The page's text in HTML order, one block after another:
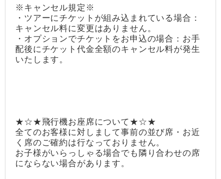
※キャンセル規定※
・ツアーにチケットが組み込まれている場合：
キャンセル料に変更はありません。
・オプションでチケットをお申込の場合：お手
配後にチケット代金全額のキャンセル料が発生
いたします。
★☆★飛行機お座席について★☆★
全てのお客様に対しまして事前の並び席・お近
く席のご確約は行なっておりません。
お子様がいらっしゃる場合でも隣り合わせの席
にならない場合があります。